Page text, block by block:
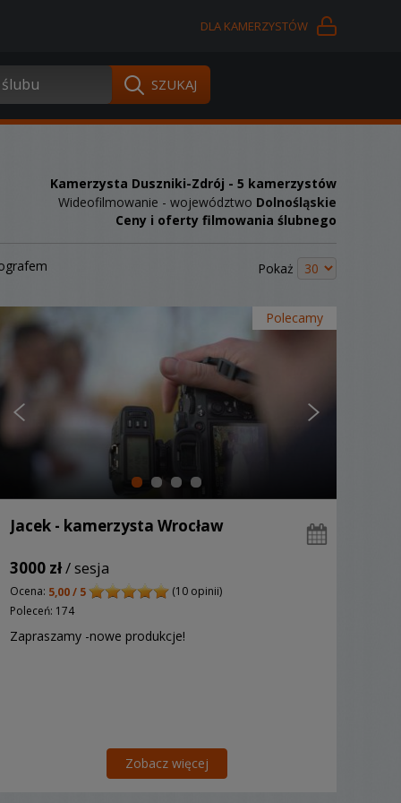
DLA KAMERZYSTÓW
Kamerzysta Duszniki-Zdrój - 5 kamerzystów
Wideofilmowanie - województwo Dolnośląskie
Ceny i oferty filmowania ślubnego
Pokaż
Polecamy
Jacek - kamerzysta Wrocław
3000 zł/ sesja
Ocena: 5,00 / 5
(10 opinii)
Poleceń: 174
Zapraszamy -nowe produkcje!
Zobacz więcej